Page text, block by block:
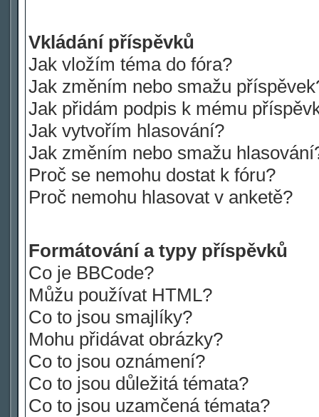
Vkládání příspěvků
Jak vložím téma do fóra?
Jak změním nebo smažu
Jak přidám podpis k mému
Jak vytvořím hlasování?
Jak změním nebo smažu
Proč se nemohu dostat k fóru?
Proč nemohu hlasovat v anketě?
Formátování a typy příspěvků
Co je BBCode?
Můžu používat HTML?
Co to jsou smajlíky?
Mohu přidávat obrázky?
Co to jsou oznámení?
Co to jsou důležitá témata?
Co to jsou uzamčená témata?